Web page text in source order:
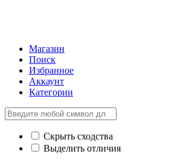
Магазин
Поиск
Избранное
Аккаунт
Категории
Скрыть сходства
Выделить отличия